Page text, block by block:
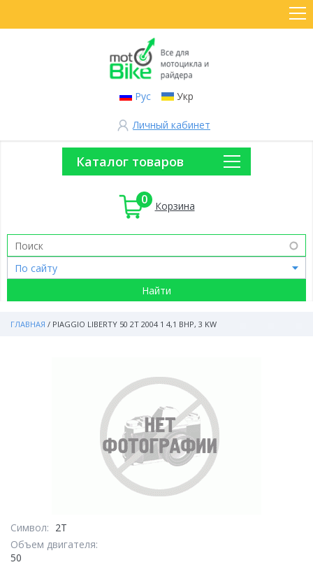
Рус Укр
Личный кабинет
Каталог товаров
0 Корзина
ГЛАВНАЯ / PIAGGIO LIBERTY 50 2T 2004 1 4,1 BHP, 3 KW
Символ: 2T
Объем двигателя:
50